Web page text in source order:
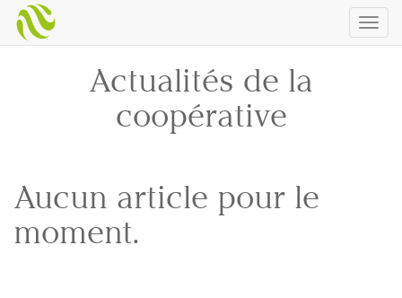
Actualités de la
coopérative
Aucun article pour le
moment.